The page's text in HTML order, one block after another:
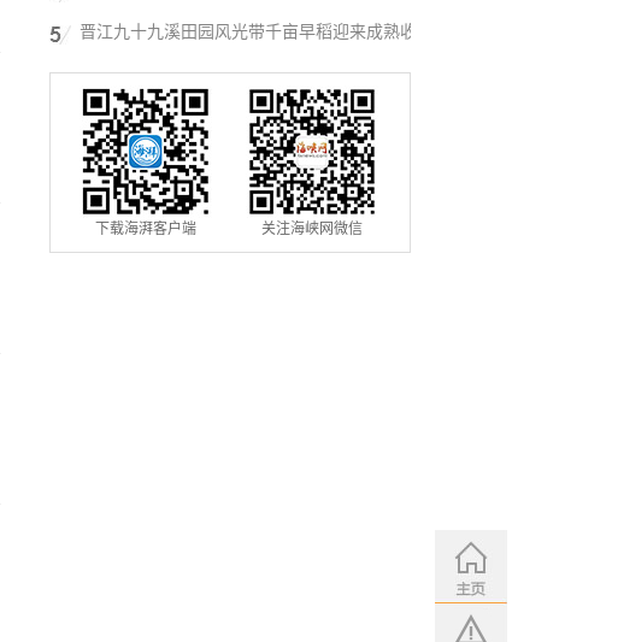
晋江九十九溪田园风光带千亩早稻迎来成熟收
割季
下载海湃客户端 关注海峡网微信